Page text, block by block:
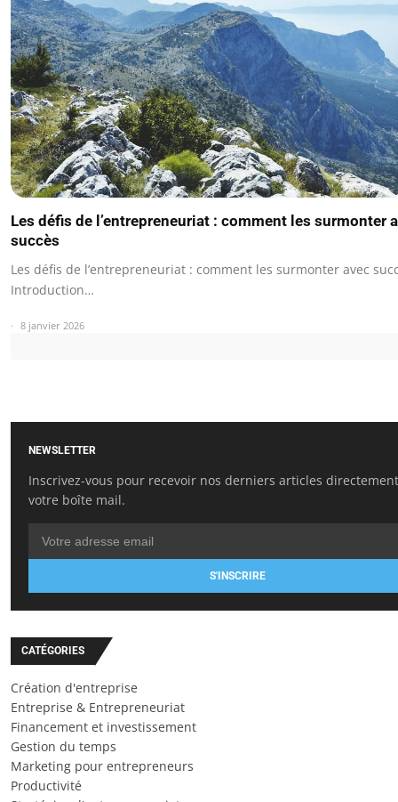
Les défis de l’entrepreneuriat : comment les surmonter
succès
Les défis de l’entrepreneuriat : comment les surmonter avec
Introduction…
8 janvier 2026
NEWSLETTER
Inscrivez-vous pour recevoir nos derniers articles
votre boîte mail.
S'INSCRIRE
CATÉGORIES
Création d'entreprise
Entreprise & Entrepreneuriat
Financement et investissement
Gestion du temps
Marketing pour entrepreneurs
Productivité